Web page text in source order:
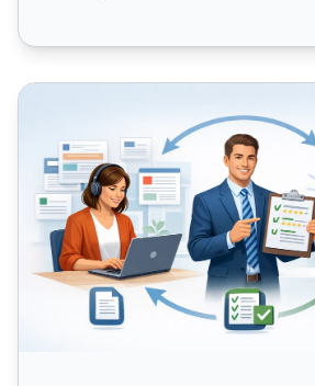
Les 3 principaux types d'affiliés